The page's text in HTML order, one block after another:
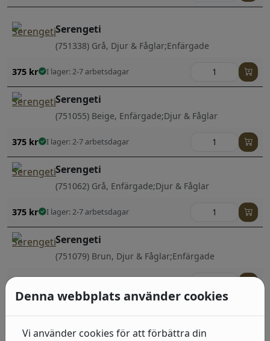
Serengeti
(751338) Grå, Djur & Fåglar;Enfärgade
375 kr I lager: 2-7 arbetsdagar
Serengeti
(751055) Beige, Enfärgade;Djur & Fåglar
375 kr I lager: 2-7 arbetsdagar
Serengeti
(751062) Grå, Enfärgade;Djur & Fåglar
375 kr I lager: 2-7 arbetsdagar
Serengeti
(751079) Brun, Djur & Fåglar;Enfärgade
Denna webbplats använder cookies
Vi använder cookies för att förbättra din